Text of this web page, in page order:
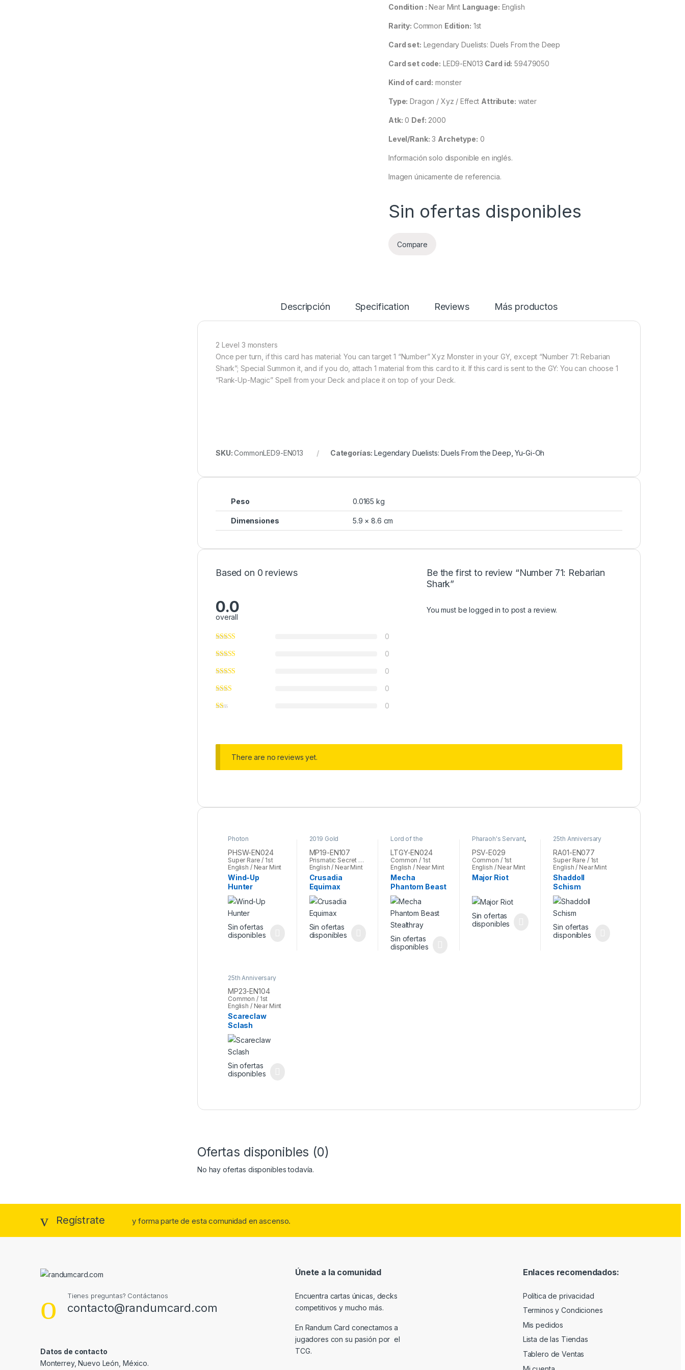
Condition : Near Mint Language: English
Rarity: Common Edition: 1st
Card set: Legendary Duelists: Duels From the Deep
Card set code: LED9-EN013 Card id: 59479050
Kind of card: monster
Type: Dragon / Xyz / Effect Attribute: water
Atk: 0 Def: 2000
Level/Rank: 3 Archetype: 0
Información solo disponible en inglés.
Imagen únicamente de referencia.
Sin ofertas disponibles
Compare
Descripción Specification Reviews Más productos
2 Level 3 monsters
Once per turn, if this card has material: You can target 1 “Number” Xyz Monster in your GY, except “Number 71: Rebarian
Shark”; Special Summon it, and if you do, attach 1 material from this card to it. If this card is sent to the GY: You can choose 1
“Rank-Up-Magic” Spell from your Deck and place it on top of your Deck.
SKU:CommonLED9-EN013 Categorías:Legendary Duelists: Duels From the Deep ,Yu-Gi-Oh
Peso 0.0165 kg
Dimensiones 5.9 × 8.6 cm
Based on 0 reviews
0.0
overall
0
0
0
0
0
Be the first to review “Number 71: Rebarian
Shark”
You must belogged in to post a review.
There are no reviews yet.
Photon
Gi-Oh
PHSW-EN024
Super Rare / 1st
English / Near Mint
Wind-Up
Hunter
Sin ofertas
disponibles
2019 Gold
Mega Pack,Yu-Gi-
Oh
MP19-EN107
Prismatic Secret Rare / 1st
English / Near Mint
Crusadia
Equimax
Sin ofertas
disponibles
Lord of the
Yu-Gi-Oh
LTGY-EN024
Common / 1st
English / Near Mint
Mecha
Phantom Beast
Stealthray
Sin ofertas
disponibles
Pharaoh's Servant,
PSV-E029
Common / 1st
English / Near Mint
Major Riot
Sin ofertas
disponibles
25th Anniversary
Rarity Collection
Yu-Gi-Oh
RA01-EN077
Super Rare / 1st
English / Near Mint
Shaddoll
Schism
Sin ofertas
disponibles
25th Anniversary
Heroes Mega
Pack,Yu-Gi-Oh
MP23-EN104
Common / 1st
English / Near Mint
Scareclaw
Sclash
Sin ofertas
disponibles
Ofertas disponibles (0)
No hay ofertas disponibles todavía.
Regístrate y forma parte de esta comunidad en ascenso.
Tienes preguntas? Contáctanos
contacto@randumcard.com
Datos de contacto
Monterrey, Nuevo León, México.
Únete a la comunidad
Encuentra cartas únicas, decks
competitivos y mucho más.
En Randum Card conectamos a
jugadores con su pasión por el
TCG.
Enlaces recomendados:
Política de privacidad
Terminos y Condiciones
Mis pedidos
Lista de las Tiendas
Tablero de Ventas